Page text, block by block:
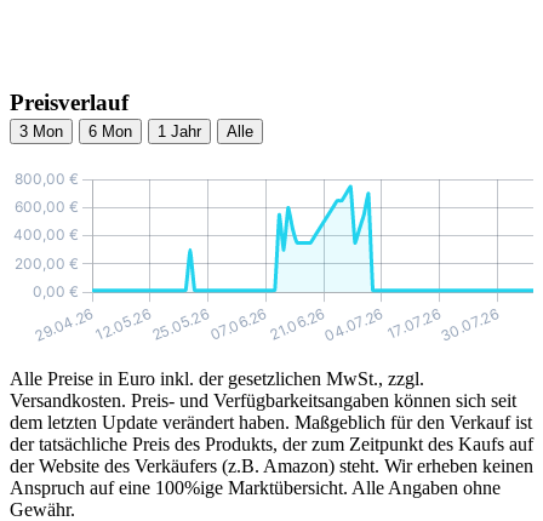
Preisverlauf
3 Mon 6 Mon 1 Jahr Alle
Alle Preise in Euro inkl. der gesetzlichen MwSt., zzgl.
Versandkosten. Preis- und Verfügbarkeitsangaben können sich seit
dem letzten Update verändert haben. Maßgeblich für den Verkauf ist
der tatsächliche Preis des Produkts, der zum Zeitpunkt des Kaufs auf
der Website des Verkäufers (z.B. Amazon) steht. Wir erheben keinen
Anspruch auf eine 100%ige Marktübersicht. Alle Angaben ohne
Gewähr.